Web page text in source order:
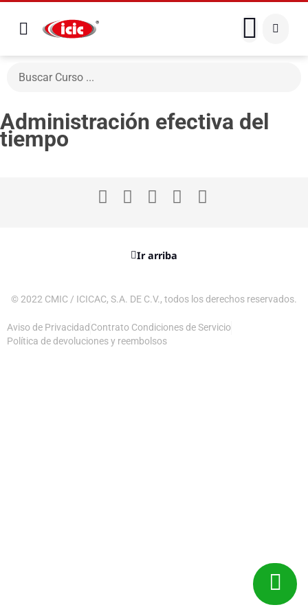
Administración efectiva del
tiempo
Ir arriba
© 2022 CMIC / ICICAC, S.A. DE C.V., todos los derechos reservados.
Aviso de Privacidad Contrato Condiciones de Servicio
Política de devoluciones y reembolsos